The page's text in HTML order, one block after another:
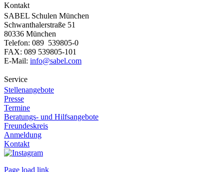
Kontakt
SABEL Schulen München
Schwanthalerstraße 51
80336 München
Telefon: 089 539805-0
FAX: 089 539805-101
E-Mail: info@sabel.com
Service
Stellenangebote
Presse
Termine
Beratungs- und Hilfsangebote
Freundeskreis
Anmeldung
Kontakt
Page load link